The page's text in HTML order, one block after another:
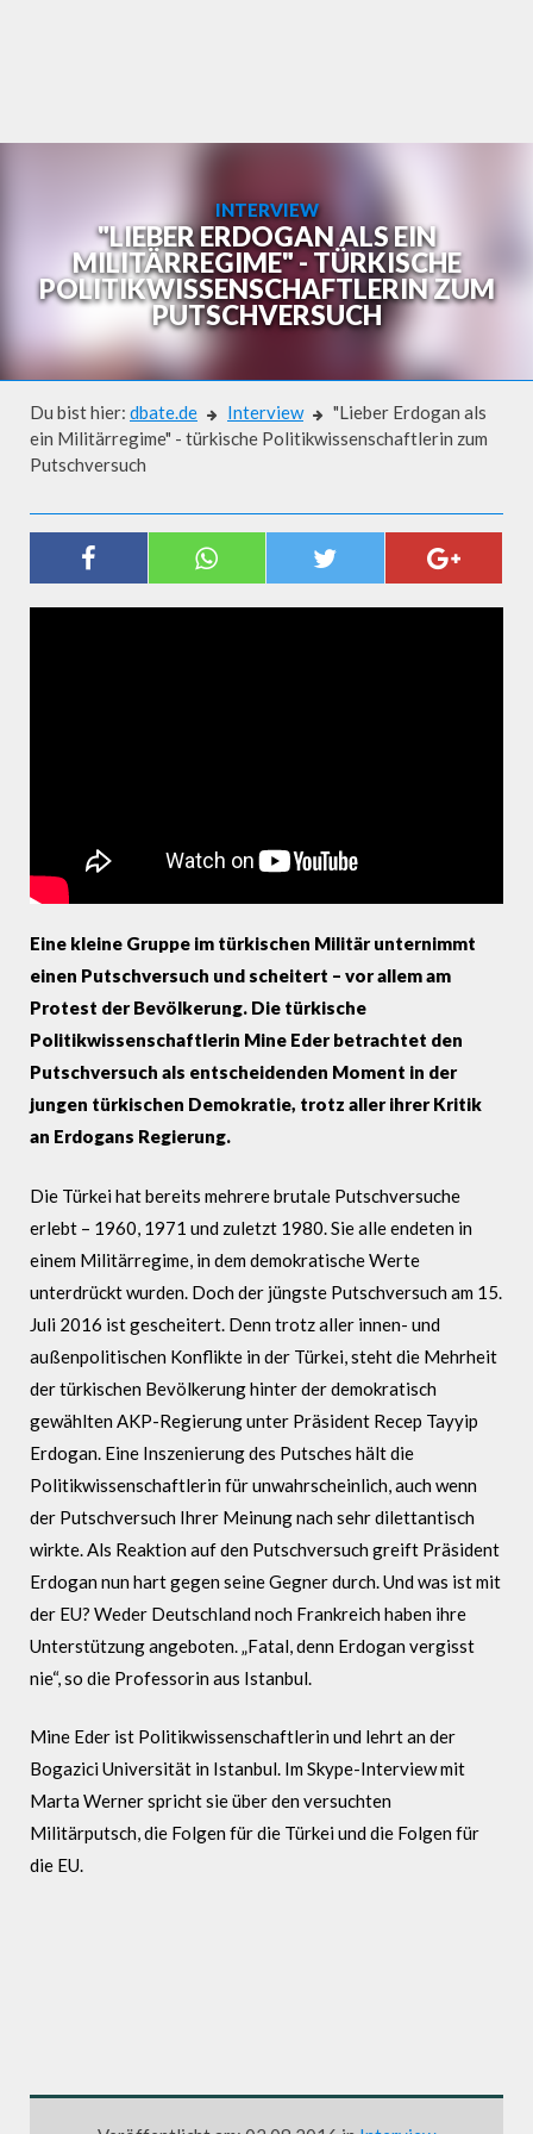
INTERVIEW
"LIEBER ERDOGAN ALS EIN
MILITÄRREGIME" - TÜRKISCHE
POLITIKWISSENSCHAFTLERIN ZUM
PUTSCHVERSUCH
Du bist hier: dbate.de Interview
"Lieber Erdogan als
ein Militärregime" - türkische Politikwissenschaftlerin zum
Putschversuch
"LIEBER ERDOGAN ALS EIN
MILITÄRREGIME" - TÜRKISCHE
POLITIKWISSENSCHAFTLERIN
Eine kleine Gruppe im türkischen Militär unternimmt
einen Putschversuch und scheitert – vor allem am
Protest der Bevölkerung. Die türkische
Politikwissenschaftlerin Mine Eder betrachtet den
Putschversuch als entscheidenden Moment in der
jungen türkischen Demokratie, trotz aller ihrer Kritik
an Erdogans Regierung.
Die Türkei hat bereits mehrere brutale Putschversuche
erlebt – 1960, 1971 und zuletzt 1980. Sie alle endeten in
einem Militärregime, in dem demokratische Werte
unterdrückt wurden. Doch der jüngste Putschversuch am 15.
Juli 2016 ist gescheitert. Denn trotz aller innen- und
außenpolitischen Konflikte in der Türkei, steht die Mehrheit
der türkischen Bevölkerung hinter der demokratisch
gewählten AKP-Regierung unter Präsident Recep Tayyip
Erdogan. Eine Inszenierung des Putsches hält die
Politikwissenschaftlerin für unwahrscheinlich, auch wenn
der Putschversuch Ihrer Meinung nach sehr dilettantisch
wirkte. Als Reaktion auf den Putschversuch greift Präsident
Erdogan nun hart gegen seine Gegner durch. Und was ist mit
der EU? Weder Deutschland noch Frankreich haben ihre
Unterstützung angeboten. „Fatal, denn Erdogan vergisst
nie“, so die Professorin aus Istanbul.
Mine Eder ist Politikwissenschaftlerin und lehrt an der
Bogazici Universität in Istanbul. Im Skype-Interview mit
Marta Werner spricht sie über den versuchten
Militärputsch, die Folgen für die Türkei und die Folgen für
die EU.